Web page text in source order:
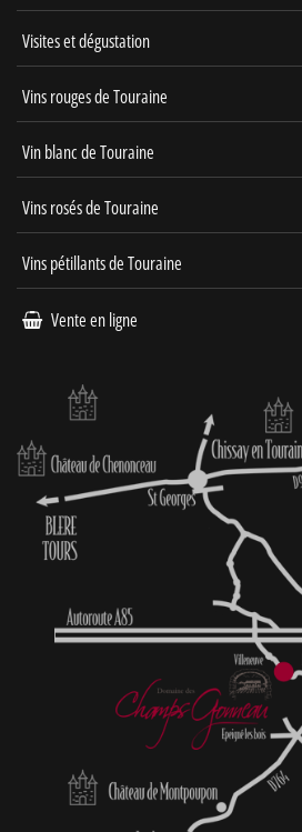
Visites et dégustation
Vins rouges de Touraine
Vin blanc de Touraine
Vins rosés de Touraine
Vins pétillants de Touraine
Vente en ligne